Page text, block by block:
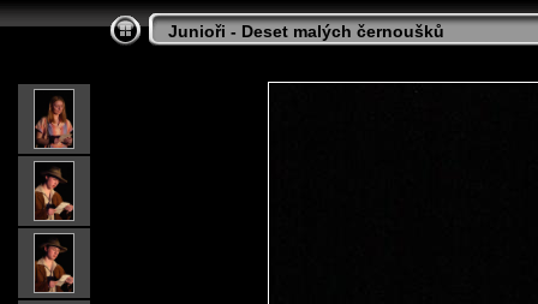
Junioři - Deset malých černoušků